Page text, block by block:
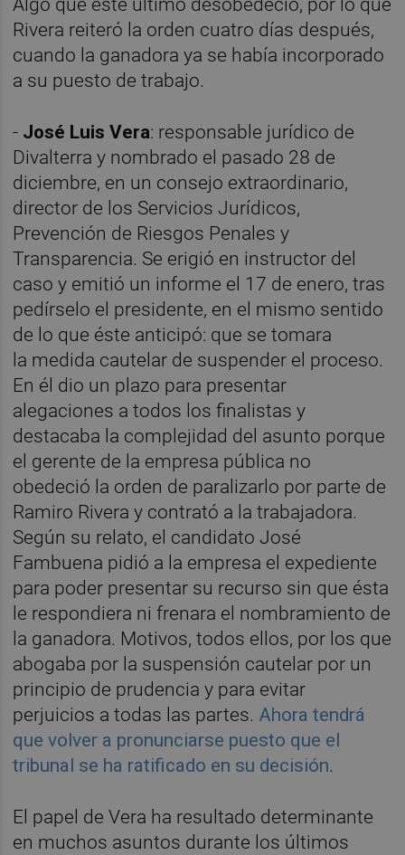
Rivera reiteró la orden cuatro días después,
cuando la ganadora ya se había incorporado
a su puesto de trabajo.
- José Luis Vera: responsable jurídico de
Divalterra y nombrado el pasado 28 de
diciembre, en un consejo extraordinario,
director de los Servicios Jurídicos,
Prevención de Riesgos Penales y
Transparencia. Se erigió en instructor del
caso y emitió un informe el 17 de enero, tras
pedírselo el presidente, en el mismo sentido
de lo que éste anticipó: que se tomara
la medida cautelar de suspender el proceso.
En él dio un plazo para presentar
alegaciones a todos los finalistas y
destacaba la complejidad del asunto porque
el gerente de la empresa pública no
obedeció la orden de paralizarlo por parte de
Ramiro Rivera y contrató a la trabajadora.
Según su relato, el candidato José
Fambuena pidió a la empresa el expediente
para poder presentar su recurso sin que ésta
le respondiera ni frenara el nombramiento de
la ganadora. Motivos, todos ellos, por los que
abogaba por la suspensión cautelar por un
principio de prudencia y para evitar
perjuicios a todas las partes. Ahora tendrá
que volver a pronunciarse puesto que el
tribunal se ha ratificado en su decisión.
El papel de Vera ha resultado determinante
en muchos asuntos durante los últimos